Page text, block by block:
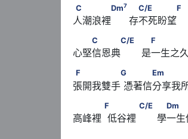
C　　　　Dm
C/E　　
C Dm7 C/E F
人潮浪裡      存不死盼望
C　　　C/E            　
C C/E F
心堅信恩典       是一生之久
F　　　　　G      　　　
F G Em
張開我雙手 憑著信分享我
F      　　　 C/E
F C/E Dm
高峰裡  低谷裡       學一